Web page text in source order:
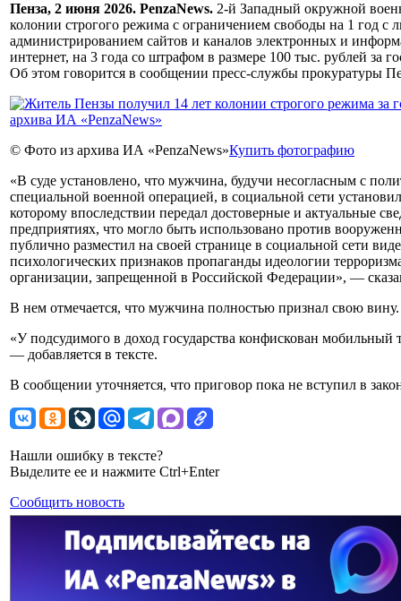
Пенза, 2 июня 2026. PenzaNews. 2-й Западный окружной
колонии строгого режима с ограничением свободы на 1 год с
администрированием сайтов и каналов электронных и
интернет, на 3 года со штрафом в размере 100 тыс. рублей за
Об этом говорится в сообщении пресс-службы прокуратуры
© Фото из архива ИА «PenzaNews»Купить фотографию
«В суде установлено, что мужчина, будучи несогласным с
специальной военной операцией, в социальной сети
которому впоследствии передал достоверные и актуальные
предприятиях, что могло быть использовано против
публично разместил на своей странице в социальной сети
психологических признаков пропаганды идеологии
организации, запрещенной в Российской Федерации», —
В нем отмечается, что мужчина полностью признал свою вину.
«У подсудимого в доход государства конфискован
— добавляется в тексте.
В сообщении уточняется, что приговор пока не вступил в
Нашли ошибку в тексте?
Выделите ее и нажмите Ctrl+Enter
Сообщить новость